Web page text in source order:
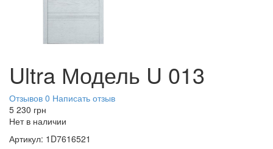
Ultra Модель U 013
Отзывов 0 Написать отзыв
5 230 грн
Нет в наличии
Артикул: 1D7616521